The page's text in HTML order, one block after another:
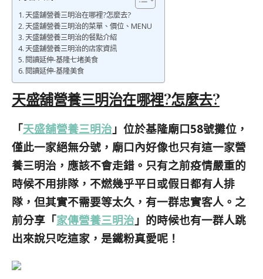
天盛舖營養三明治在哪裡?怎麼去?
天盛舖營養三明治的菜單、價位、MENU
天盛舖營養三明治的餐點介紹
天盛舖營養三明治的店家資訊
閱讀延伸-基隆七堵美食
閱讀延伸-基隆美食
天盛舖營養三明治在哪裡?怎麼去?
「天盛舖營養三明治 」位於基隆廟口58號攤位，
僅此一家絕無分號，廟口內好像也只有這一家營
養三明治，應該不會走錯。只有之前疫情嚴重的
時候不用排隊，不燃幾乎平日或假日都有人排
隊，但其實不需要等太久，有一群忠實客人。之
前分享「家傳營養三明治 」的時候也有一群人跳
出來說只吃這家，是鐵粉真愛呢！